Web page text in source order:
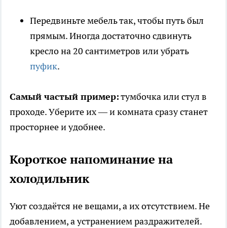
Передвиньте мебель так, чтобы путь был
прямым. Иногда достаточно сдвинуть
кресло на 20 сантиметров или убрать
пуфик.
Самый частый пример:тумбочка или стул в
проходе. Уберите их — и комната сразу станет
просторнее и удобнее.
Короткое напоминание на
холодильник
Уют создаётся не вещами, а их отсутствием. Не
добавлением, а устранением раздражителей.